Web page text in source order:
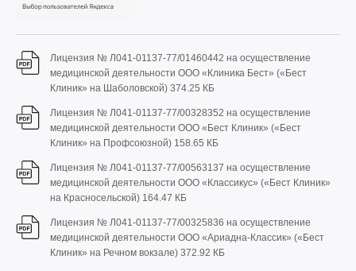
Лицензия № Л041-01137-77/01460442 на осуществление
медицинской деятельности ООО «Клиника Бест» («Бест
Клиник» на Шаболовской) 374.25 КБ
Лицензия № Л041-01137-77/00328352 на осуществление
медицинской деятельности ООО «Бест Клиник» («Бест
Клиник» на Профсоюзной) 158.65 КБ
Лицензия № Л041-01137-77/00563137 на осуществление
медицинской деятельности ООО «Классикус» («Бест Клиник»
на Красносельской) 164.47 КБ
Лицензия № Л041-01137-77/00325836 на осуществление
медицинской деятельности ООО «Ариадна-Классик» («Бест
Клиник» на Речном вокзале) 372.92 КБ